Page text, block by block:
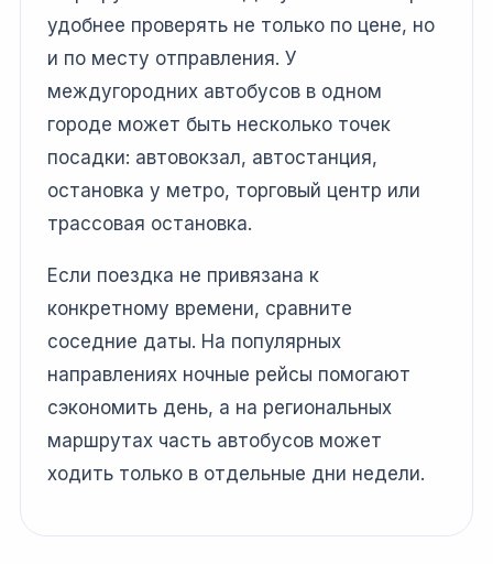
удобнее проверять не только по цене, но
и по месту отправления. У
междугородних автобусов в одном
городе может быть несколько точек
посадки: автовокзал, автостанция,
остановка у метро, торговый центр или
трассовая остановка.
Если поездка не привязана к
конкретному времени, сравните
соседние даты. На популярных
направлениях ночные рейсы помогают
сэкономить день, а на региональных
маршрутах часть автобусов может
ходить только в отдельные дни недели.